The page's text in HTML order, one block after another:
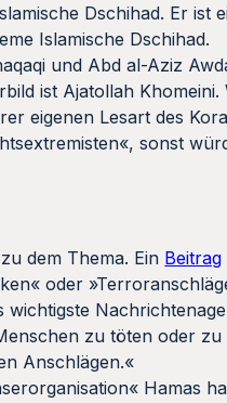
Dschihad. Er ist
Islamische Dschihad.
und Abd al-Aziz
ist Ajatollah
eigenen Lesart des
sonst
dem Thema. Ein Beitrag
oder
zu töten oder
Anschlägen.«
Hamas